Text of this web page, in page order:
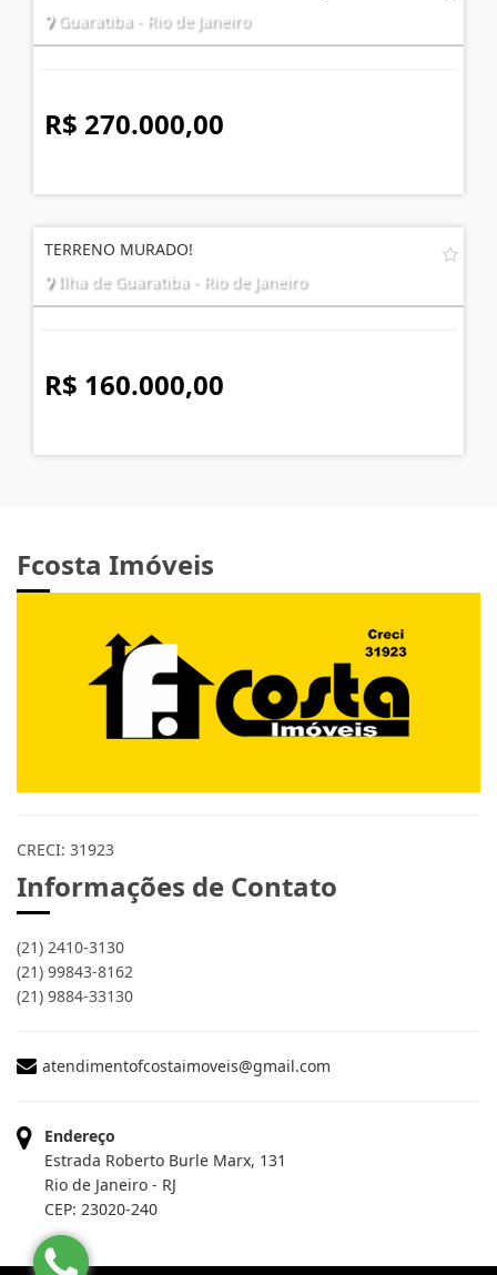
Guaratiba - Rio de Janeiro
R$ 270.000,00
TERRENO MURADO!
Ilha de Guaratiba - Rio de Janeiro
R$ 160.000,00
Fcosta Imóveis
CRECI: 31923
Informações de Contato
(21) 2410-3130
(21) 99843-8162
(21) 9884-33130
atendimentofcostaimoveis@gmail.com
Endereço
Estrada Roberto Burle Marx, 131
Rio de Janeiro - RJ
CEP: 23020-240